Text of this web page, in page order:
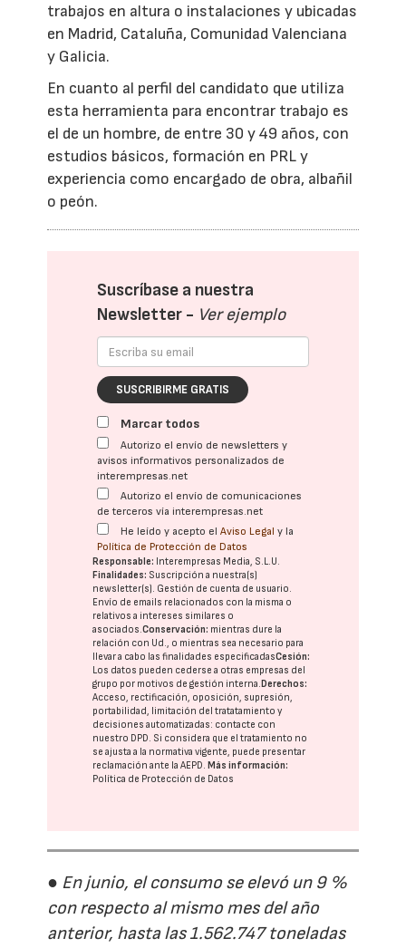
trabajos en altura o instalaciones y ubicadas
en Madrid, Cataluña, Comunidad Valenciana
y Galicia.
En cuanto al perfil del candidato que utiliza
esta herramienta para encontrar trabajo es
el de un hombre, de entre 30 y 49 años, con
estudios básicos, formación en PRL y
experiencia como encargado de obra, albañil
o peón.
Suscríbase a nuestra
Newsletter - Ver ejemplo
SUSCRIBIRME GRATIS
Marcar todos
Autorizo el envío de newsletters y
avisos informativos personalizados de
interempresas.net
Autorizo el envío de comunicaciones
de terceros vía interempresas.net
He leído y acepto elAviso Legal y la
Política de Protección de Datos
Responsable: Interempresas Media, S.L.U.
Finalidades: Suscripción a nuestra(s)
newsletter(s). Gestión de cuenta de usuario.
Envío de emails relacionados con la misma o
relativos a intereses similares o
asociados.Conservación: mientras dure la
relación con Ud., o mientras sea necesario para
llevar a cabo las finalidades especificadasCesión:
Los datos pueden cederse a otras empresas del
grupo por motivos de gestión interna. Derechos:
Acceso, rectificación, oposición, supresión,
portabilidad, limitación del tratatamiento y
decisiones automatizadas: contacte con
nuestro DPD. Si considera que el tratamiento no
se ajusta a la normativa vigente, puede presentar
reclamación ante laAEPD. Más información:
Política de Protección de Datos
● En junio, el consumo se elevó un 9 %
con respecto al mismo mes del año
anterior, hasta las 1.562.747 toneladas